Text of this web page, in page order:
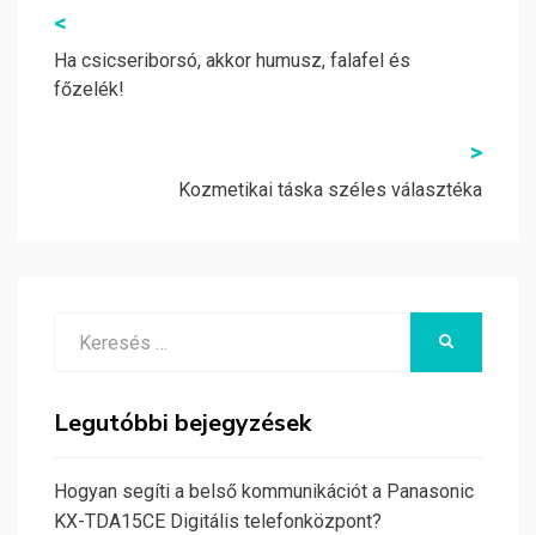
Bejegyzés
navigáció
<
Ha csicseriborsó, akkor humusz, falafel és
főzelék!
>
Kozmetikai táska széles választéka
Legutóbbi bejegyzések
Hogyan segíti a belső kommunikációt a Panasonic
KX-TDA15CE Digitális telefonközpont?